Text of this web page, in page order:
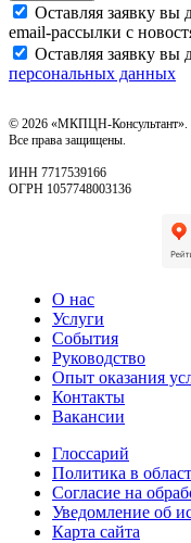
Оставляя заявку вы
email‑рассылки с
Оставляя заявку вы
персональных данных
© 2026 «МКПЦН-Консультант».
Все права защищены.
ИНН 7717539166
ОГРН 1057748003136
О нас
Услуги
События
Руководство
Опыт оказания
Контакты
Вакансии
Глоссарий
Политика в
Согласие на
Уведомление об
Карта сайта